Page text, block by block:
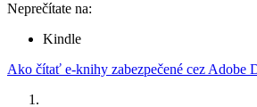
Neprečítate na:
Kindle
Ako čítať e-knihy zabezpečené cez Adobe